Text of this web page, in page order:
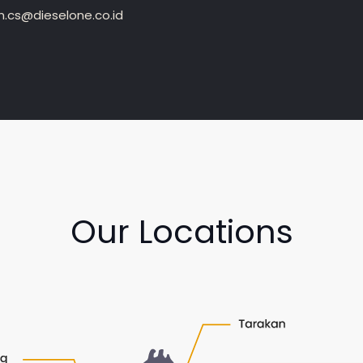
Our Locations